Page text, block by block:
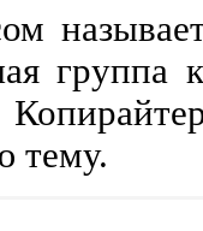
группа
тему.